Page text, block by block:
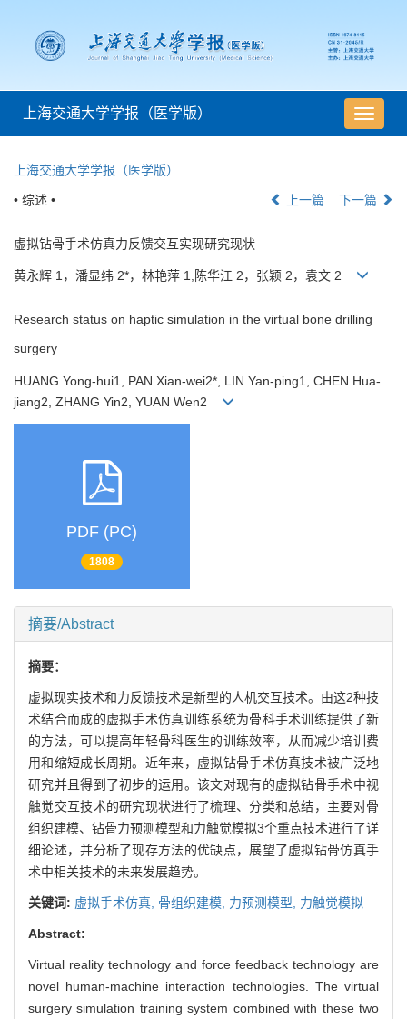
导
航
上海交通大学学报（医学版）
上海交通大学学报（医学版）
• 综述 • 上一篇 下一篇
虚拟钻骨手术仿真力反馈交互实现研究现状
黄永辉 1，潘显纬 2*，林艳萍 1,陈华江 2，张颖 2，袁文 2
Research status on haptic simulation in the virtual bone drilling
surgery
HUANG Yong-hui1, PAN Xian-wei2*, LIN Yan-ping1, CHEN Hua-
jiang2, ZHANG Yin2, YUAN Wen2
PDF (PC)
1808
摘要/Abstract
摘要：
虚拟现实技术和力反馈技术是新型的人机交互技术。由这2种技
术结合而成的虚拟手术仿真训练系统为骨科手术训练提供了新
的方法，可以提高年轻骨科医生的训练效率，从而减少培训费
用和缩短成长周期。近年来，虚拟钻骨手术仿真技术被广泛地
研究并且得到了初步的运用。该文对现有的虚拟钻骨手术中视
触觉交互技术的研究现状进行了梳理、分类和总结，主要对骨
组织建模、钻骨力预测模型和力触觉模拟3个重点技术进行了详
细论述，并分析了现存方法的优缺点，展望了虚拟钻骨仿真手
术中相关技术的未来发展趋势。
关键词: 虚拟手术仿真, 骨组织建模, 力预测模型, 力触觉模拟
Abstract:
Virtual reality technology and force feedback technology are
novel human-machine interaction technologies. The virtual
surgery simulation training system combined with these two